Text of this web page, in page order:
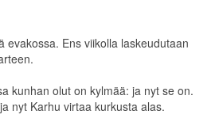
evakossa. Ens viikolla laskeudutaan
kunhan olut on kylmää: ja nyt se on.
nyt Karhu virtaa kurkusta alas.